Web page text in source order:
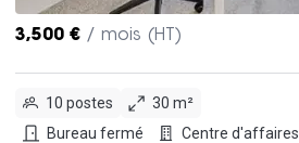
3,500 € / mois (HT)
10 postes
30 m²
Bureau fermé
Centre d'affaires